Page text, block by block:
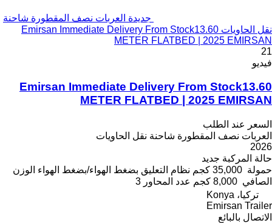
جديدة العربات نصف المقطورة شاحنة
نقل الحاويات Emirsan Immediate Delivery From Stock13.60
METER FLATBED | 2025 EMIRSAN
21
فيديو
Emirsan Immediate Delivery From Stock13.60
METER FLATBED | 2025 EMIRSAN
السعر عند الطلب
العربات نصف المقطورة شاحنة نقل الحاويات
2026
حالة المركبة جديد
حمولة 35,000 كجم نظام التعليق بضغط الهواء/بضغط الهواء الوزن
الصافي 8,000 كجم عدد المحاور 3
تركيا، Konya
Emirsan Trailer
الاتصال بالبائع